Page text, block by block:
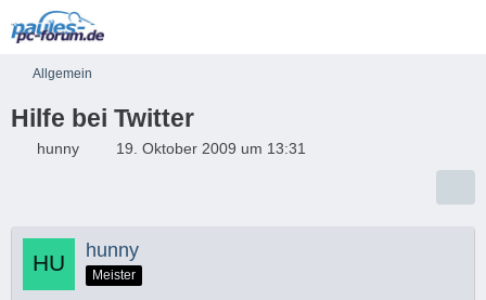
Allgemein
Hilfe bei Twitter
hunny 19. Oktober 2009 um 13:31
hunny
Meister